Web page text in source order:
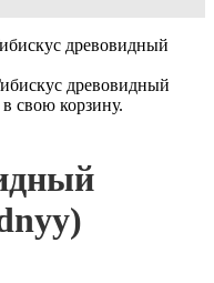
древовидный
древовидный
свою корзину.